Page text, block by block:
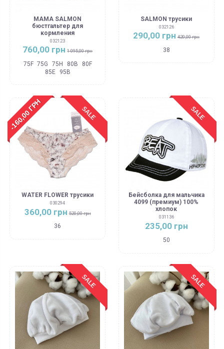
MAMA SALMON
бюстгальтер для
кормления
032123
760,00 грн 1 095,00 грн
75F 75G 75H 80B
80F
85E
95B
SALMON трусики
032126
290,00 грн 420,00 грн
38
SALE
-160,00 ГРН
WATER FLOWER трусики
030294
360,00 грн 520,00 грн
36
SALE
Бейсболка для мальчика
4099 (премиум) 100%
хлопок
031136
235,00 грн
50
SALE SALE